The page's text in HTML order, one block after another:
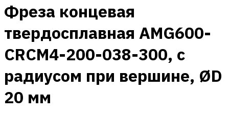
Фреза концевая
твердосплавная AMG600-
CRCM4-200-038-300, с
радиусом при вершине, ØD
20 мм